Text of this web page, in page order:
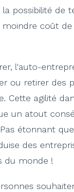
possibilité de
coût de
l'auto-
ou retirer des
Cette agilité
un atout
étonnant
des
du monde !